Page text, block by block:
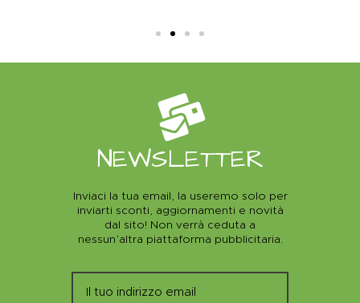
NEWSLETTER
Inviaci la tua email, la useremo solo per
inviarti sconti, aggiornamenti e novità
dal sito! Non verrà ceduta a
nessun’altra piattaforma pubblicitaria.